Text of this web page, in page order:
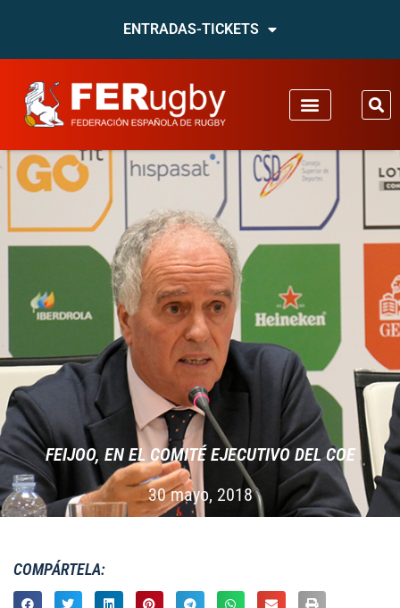
ENTRADAS-TICKETS
FEIJOO, EN EL COMITÉ EJECUTIVO DEL COE
30 mayo, 2018
COMPÁRTELA: